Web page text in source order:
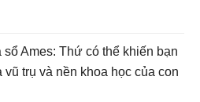
Ames: Thứ có thể khiến bạn
vũ trụ và nền khoa học của con